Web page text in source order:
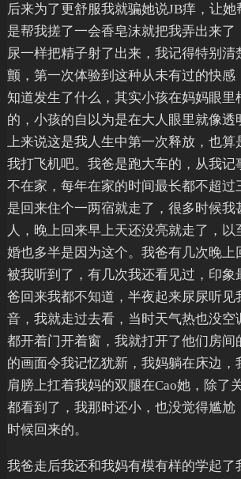
后来为了更舒服我就骗她说JB痒，让她
是帮我搓了一会香皂沫就把我弄出来了
尿一样把精子射了出来，我记得特别清
颤，第一次体验到这种从未有过的快感
知道发生了什么，其实小孩在妈妈眼里
的，小孩的自以为是在大人眼里就像透
上来说这是我人生中第一次释放，也
我打飞机吧。我爸是跑大车的，从我记
不在家，每年在家的时间最长都不超过
是回来住个一两宿就走了，很多时候我
人，晚上回来早上天还没亮就走了，以
婚也多半是因为这个。我爸有几次晚
被我听到了，有几次我还看见过，印象
爸回来我都不知道，半夜起来尿尿听见
音，我就走过去看，当时天气热也没空
都开着门开着窗，我就打开了他们房间
的画面令我记忆犹新，我妈躺在床边，
肩膀上扛着我妈的双腿在Cao她，除了
都看到了，我那时还小，也没觉得尴尬
时候回来的。
我爸走后我还和我妈有模有样的学起了